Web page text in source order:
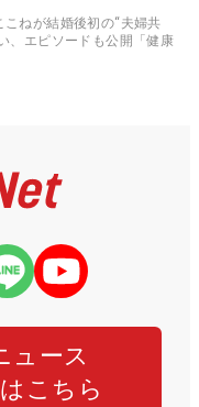
ねが結婚後初の“夫婦共
、エピソードも公開「健康
ュース
こちら